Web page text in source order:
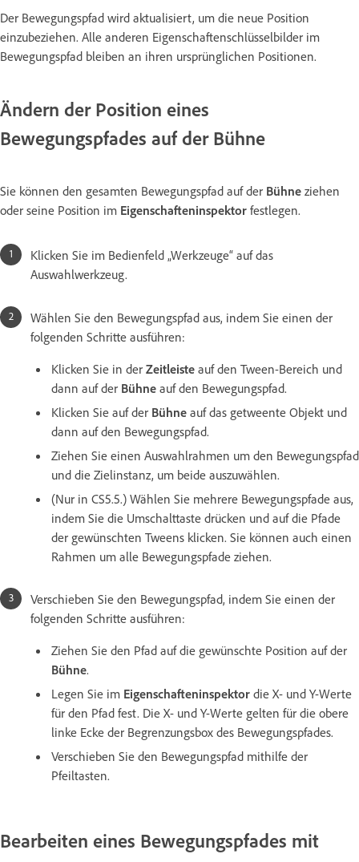
Der Bewegungspfad wird aktualisiert, um die neue Position
einzubeziehen. Alle anderen Eigenschaftenschlüsselbilder im
Bewegungspfad bleiben an ihren ursprünglichen Positionen.
Ändern der Position eines
Bewegungspfades auf der Bühne
Sie können den gesamten Bewegungspfad auf der Bühne ziehen
oder seine Position im Eigenschafteninspektor festlegen.
Klicken Sie im Bedienfeld „Werkzeuge“ auf das
Auswahlwerkzeug.
Wählen Sie den Bewegungspfad aus, indem Sie einen der
folgenden Schritte ausführen:
Klicken Sie in der Zeitleiste auf den Tween-Bereich und
dann auf der Bühne auf den Bewegungspfad.
Klicken Sie auf der Bühne auf das getweente Objekt und
dann auf den Bewegungspfad.
Ziehen Sie einen Auswahlrahmen um den Bewegungspfad
und die Zielinstanz, um beide auszuwählen.
(Nur in CS5.5.) Wählen Sie mehrere Bewegungspfade aus,
indem Sie die Umschalttaste drücken und auf die Pfade
der gewünschten Tweens klicken. Sie können auch einen
Rahmen um alle Bewegungspfade ziehen.
Verschieben Sie den Bewegungspfad, indem Sie einen der
folgenden Schritte ausführen:
Ziehen Sie den Pfad auf die gewünschte Position auf der
Bühne.
Legen Sie im Eigenschafteninspektor die X- und Y-Werte
für den Pfad fest. Die X- und Y-Werte gelten für die obere
linke Ecke der Begrenzungsbox des Bewegungspfades.
Verschieben Sie den Bewegungspfad mithilfe der
Pfeiltasten.
Bearbeiten eines Bewegungspfades mit